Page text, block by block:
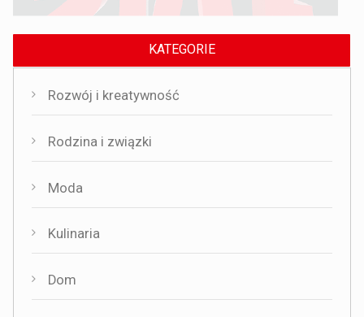
KATEGORIE
Rozwój i kreatywność
Rodzina i związki
Moda
Kulinaria
Dom